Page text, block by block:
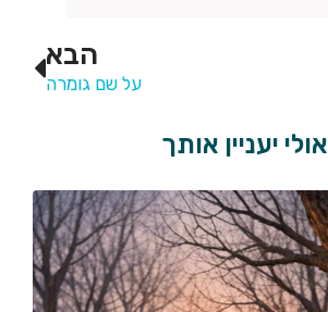
הבא
על שם גומרה
אולי יעניין אותך